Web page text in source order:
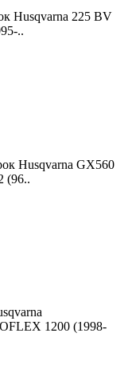
Husqvarna 225 BV
..
Husqvarna GX560
(96..
1200 (1998-